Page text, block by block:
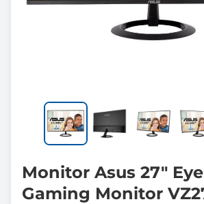
Monitor Asus 27"
Gaming Monitor